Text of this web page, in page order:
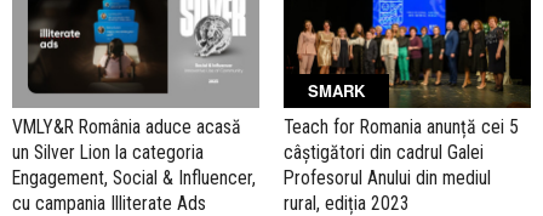
VMLY&R România aduce acasă
un Silver Lion la categoria
Engagement, Social & Influencer,
cu campania Illiterate Ads
SMARK
Teach for Romania anunță cei 5
câștigători din cadrul Galei
Profesorul Anului din mediul
rural, ediția 2023